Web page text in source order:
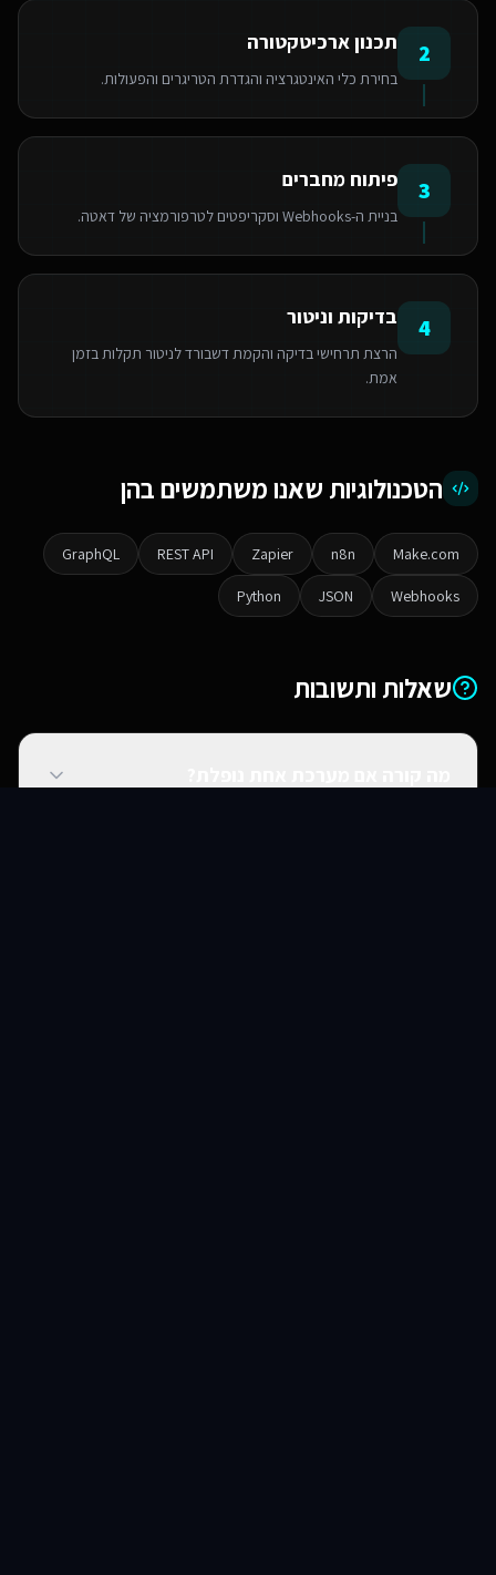
2 תכנון ארכיטקטורה
בחירת כלי האינטגרציה והגדרת הטריגרים והפעולות.
3 פיתוח מחברים
בניית ה-Webhooks וסקריפטים לטרפורמציה של דאטה.
4 בדיקות וניטור
הרצת תרחישי בדיקה והקמת דשבורד לניטור תקלות בזמן
אמת.
הטכנולוגיות שאנו משתמשים בהן
Make.com
n8n
Zapier
REST API
GraphQL
Webhooks
JSON
Python
שאלות ותשובות